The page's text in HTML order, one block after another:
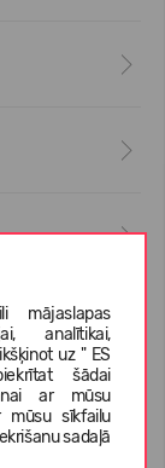
mājaslapas
analītikai,
uz " ES
šādai
ar mūsu
sīkfailu
sadaļā